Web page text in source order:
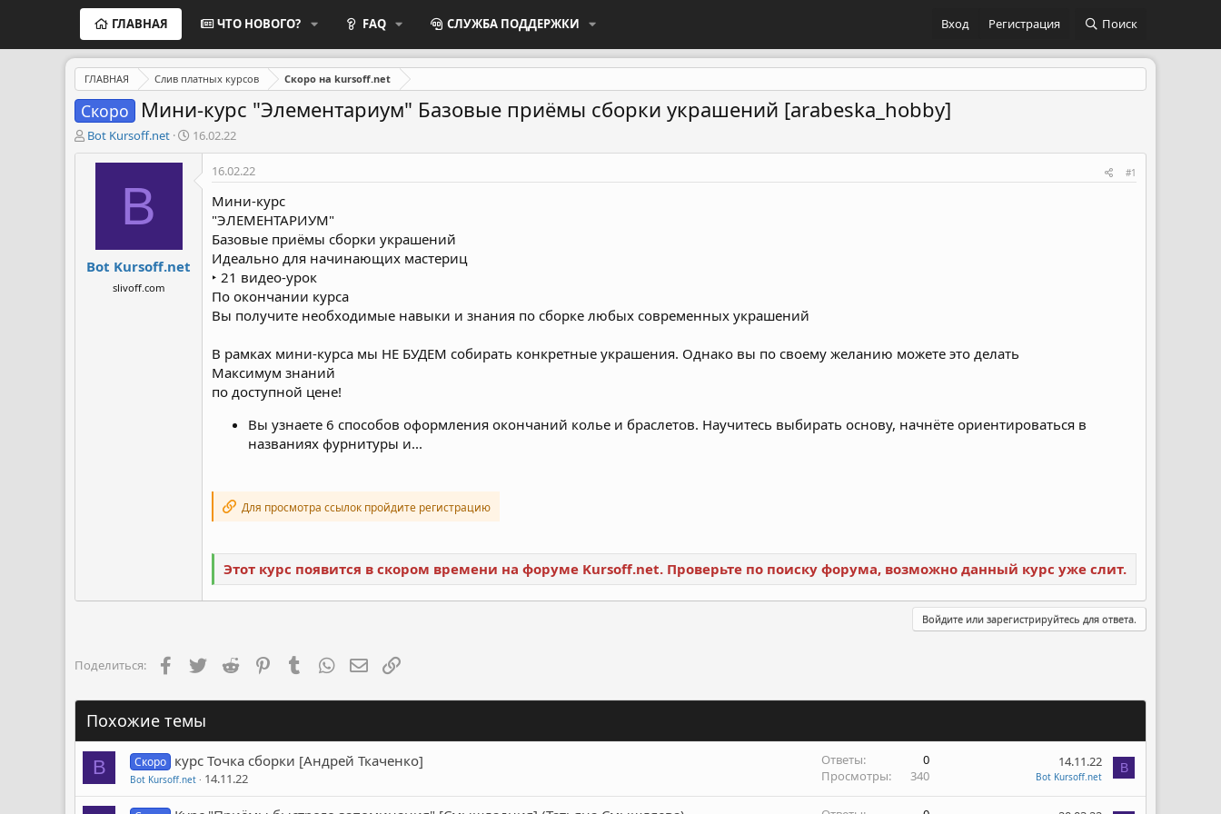
ГЛАВНАЯ ЧТО НОВОГО? FAQ СЛУЖБА ПОДДЕРЖКИ Вход Регистрация Поиск
ГЛАВНАЯ Слив платных курсов Скоро на kursoff.net
Скоро Мини-курс "Элементариум" Базовые приёмы сборки украшений [arabeska_hobby]
А
в
ы
Bot Kursoff.net
Д
а
а
16.02.22
B
Bot Kursoff.net
slivoff.com
16.02.22 #1
Мини-курс
"ЭЛЕМЕНТАРИУМ"
Базовые приёмы сборки украшений
Идеально для начинающих мастериц
‣ 21 видео-урок
По окончании курса
Вы получите необходимые навыки и знания по сборке любых современных украшений
В рамках мини-курса мы НЕ БУДЕМ собирать конкретные украшения. Однако вы по своему желанию можете это делать
Максимум знаний
по доступной цене!
Вы узнаете 6 способов оформления окончаний колье и браслетов. Научитесь выбирать основу, начнёте ориентироваться в
названиях фурнитуры и...
Для просмотра ссылок пройдите регистрацию
Этот курс появится в скором времени на форуме Kursoff.net. Проверьте по поиску форума, возможно данный курс уже слит.
Войдите или зарегистрируйтесь для ответа.
Поделиться: FacebookTwitter Reddit PinterestTumblr WhatsAppЭлектронная почта
Похожие темы
B Скоро курс Точка сборки [Андрей Ткаченко]
Bot Kursoff.net 14.11.22
Ответы
0
Просмотры
340
14.11.22
Bot Kursoff.net
B